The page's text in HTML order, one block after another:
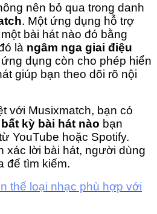
nên bỏ qua trong danh
. Một ứng dụng hỗ trợ
bài hát nào đó bằng
là ngâm nga giai điệu
dụng còn cho phép hiển
giúp bạn theo dõi rõ nội
với Musixmatch, bạn có
kỳ bài hát nào bạn
YouTube hoặc Spotify.
xác lời bài hát, người dùng
để tìm kiếm.
thể loại nhạc phù hợp với